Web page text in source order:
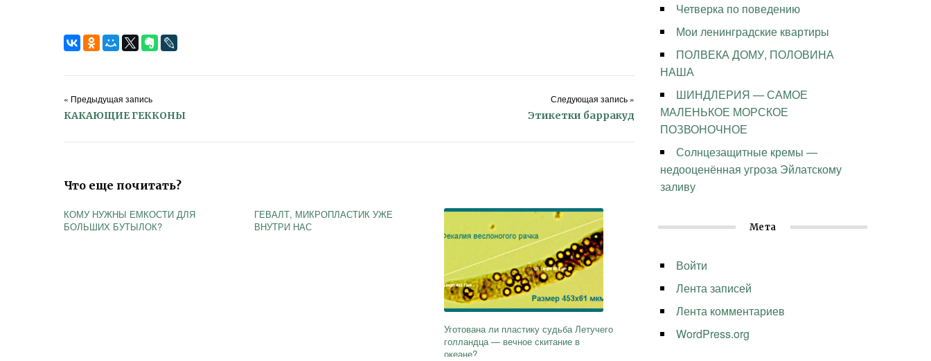
« Предыдущая запись
КАКАЮЩИЕ ГЕККОНЫ
Следующая запись »
Этикетки барракуд
Что еще почитать?
КОМУ НУЖНЫ ЕМКОСТИ ДЛЯ
БОЛЬШИХ БУТЫЛОК?
ГЕВАЛТ, МИКРОПЛАСТИК УЖЕ
ВНУТРИ НАС
Уготована ли пластику судьба Летучего
голландца — вечное скитание в
океане?
Четверка по поведению
Мои ленинградские квартиры
ПОЛВЕКА ДОМУ, ПОЛОВИНА
НАША
ШИНДЛЕРИЯ — САМОЕ
МАЛЕНЬКОЕ МОРСКОЕ
ПОЗВОНОЧНОЕ
Солнцезащитные кремы —
недооценённая угроза Эйлатскому
заливу
Мета
Войти
Лента записей
Лента комментариев
WordPress.org